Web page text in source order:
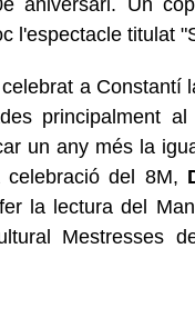
l'espectacle titulat
celebrat a Constantí
principalment
un any més la
del 8M,
la lectura del
Mestresses